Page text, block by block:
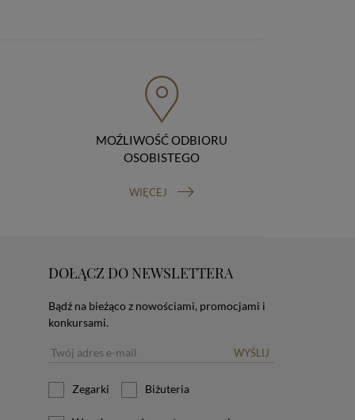
MOŹLIWOŚĆ ODBIORU
OSOBISTEGO
WIĘCEJ
DOŁĄCZ DO NEWSLETTERA
Bądź na bieżąco z nowościami, promocjami i
konkursami.
WYŚLIJ
Zegarki Biżuteria